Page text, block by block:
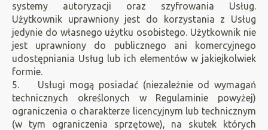
systemy autoryzacji oraz szyfrowania Usług.
Użytkownik uprawniony jest do korzystania z Usług
jedynie do własnego użytku osobistego. Użytkownik nie
jest uprawniony do publicznego ani komercyjnego
udostępniania Usług lub ich elementów w jakiejkolwiek
formie.
5. Usługi mogą posiadać (niezależnie od wymagań
technicznych określonych w Regulaminie powyżej)
ograniczenia o charakterze licencyjnym lub technicznym
(w tym ograniczenia sprzętowe), na skutek których